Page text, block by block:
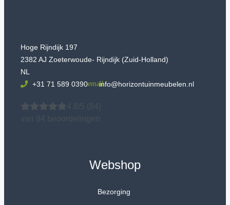
Hoge Rijndijk 197
2382 AJ Zoeterwoude- Rijndijk (Zuid-Holland)
NL
+31 71 589 0390
info@horizontuinmeubelen.nl
4.8/5
(84)
van 84 beoordelingen
Webshop
Bezorging